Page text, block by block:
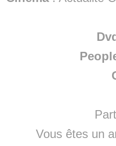
Vous êtes un